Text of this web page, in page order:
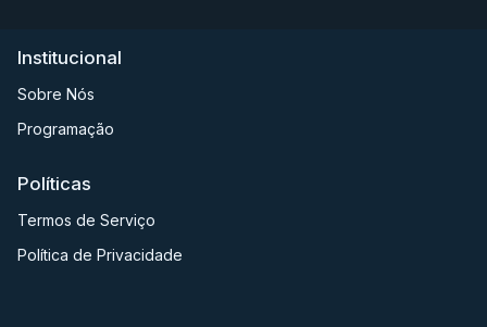
Institucional
Sobre Nós
Programação
Políticas
Termos de Serviço
Política de Privacidade